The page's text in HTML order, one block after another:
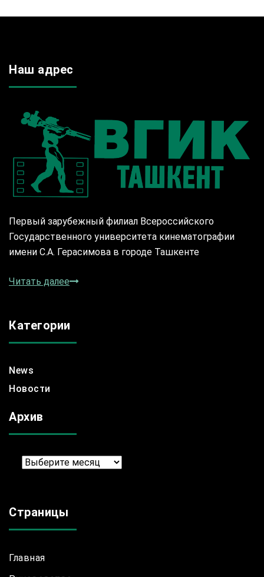
Наш адрес
Первый зарубежный филиал Всероссийского
Государственного университета кинематографии
имени С.А. Герасимова в городе Ташкенте
Читать далее
Категории
News
Новости
Архив
Архив
Страницы
Главная